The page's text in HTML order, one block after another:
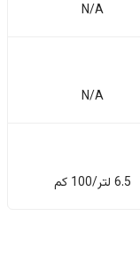
N/A
N/A
6.5 لتر/100 كم